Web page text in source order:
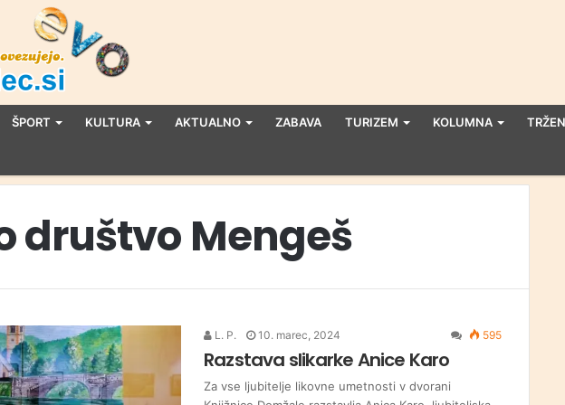
ŠPORT KULTURA AKTUALNO ZABAVA TURIZEM KOLUMNA
društvo Mengeš
L. P. 10. marec, 2024 595
Razstava slikarke Anice Karo
Za vse ljubitelje likovne umetnosti v dvorani